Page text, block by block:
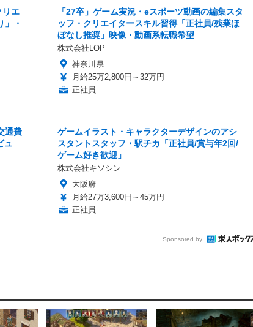
リエ
」・
「27卒」ゲーム実況・eスポーツ動画の編集スタ
ッフ・クリエイタースキル習得「正社員/残業ほ
ぼなし推奨」映像・動画系転職希望
株式会社LOP
神奈川県
月給25万2,800円～32万円
正社員
通費
ュ
ゲームイラスト・キャラクターデザインのアシ
スタントスタッフ・駅チカ「正社員/賞与年2回/
ゲーム好き歓迎」
株式会社キソシン
大阪府
月給27万3,600円～45万円
正社員
Sponsored by